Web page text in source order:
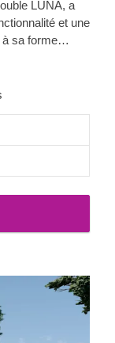
LUNA, a
et une
sa forme
toit plat
rapidement
plus, la